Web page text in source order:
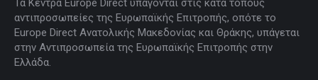
Τα Κέντρα Europe Direct υπάγονται στις κατά τόπους
αντιπροσωπείες της Ευρωπαϊκής Επιτροπής, οπότε το
Europe Direct Ανατολικής Μακεδονίας και Θράκης, υπάγεται
στην Αντιπροσωπεία της Ευρωπαϊκής Επιτροπής στην
Ελλάδα.